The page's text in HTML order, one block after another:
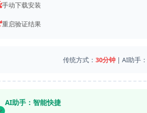
手动下载安装
重启验证结果
传统方式： 30分钟 | AI助手：
AI助手：智能快捷